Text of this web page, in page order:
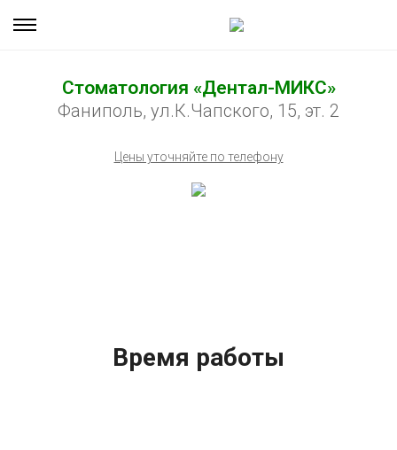
Стоматология «Дентал-МИКС»
Фаниполь, ул.К.Чапского, 15, эт. 2
Цены уточняйте по телефону
Время работы